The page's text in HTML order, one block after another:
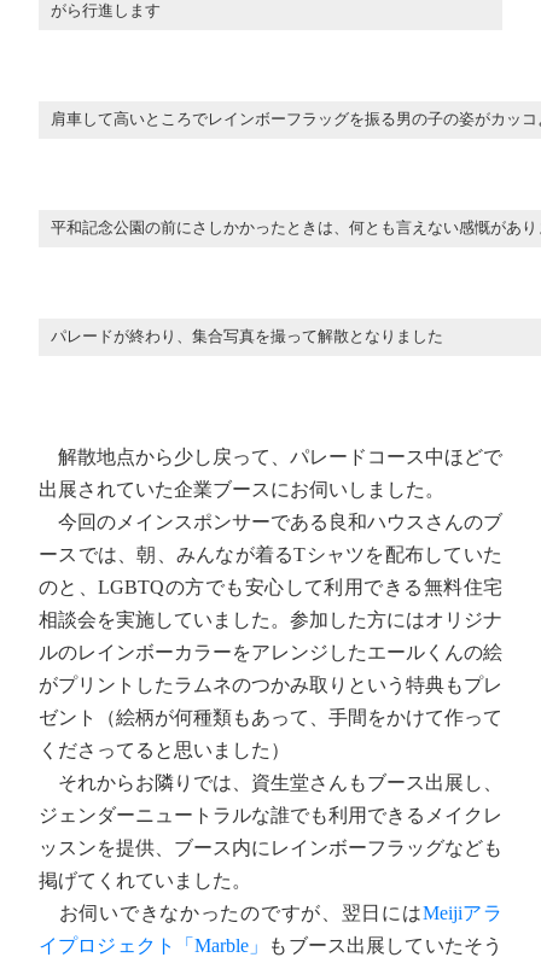
がら行進します
肩車して高いところでレインボーフラッグを振る男の子の姿がカッ
平和記念公園の前にさしかかったときは、何とも言えない感慨があり
パレードが終わり、集合写真を撮って解散となりました
解散地点から少し戻って、パレードコース中ほどで
出展されていた企業ブースにお伺いしました。
今回のメインスポンサーである良和ハウスさんのブ
ースでは、朝、みんなが着るTシャツを配布していた
のと、LGBTQの方でも安心して利用できる無料住宅
相談会を実施していました。参加した方にはオリジナ
ルのレインボーカラーをアレンジしたエールくんの絵
がプリントしたラムネのつかみ取りという特典もプレ
ゼント（絵柄が何種類もあって、手間をかけて作って
くださってると思いました）
それからお隣りでは、資生堂さんもブース出展し、
ジェンダーニュートラルな誰でも利用できるメイクレ
ッスンを提供、ブース内にレインボーフラッグなども
掲げてくれていました。
お伺いできなかったのですが、翌日にはMeijiアラ
イプロジェクト「Marble」
もブース出展していたそう